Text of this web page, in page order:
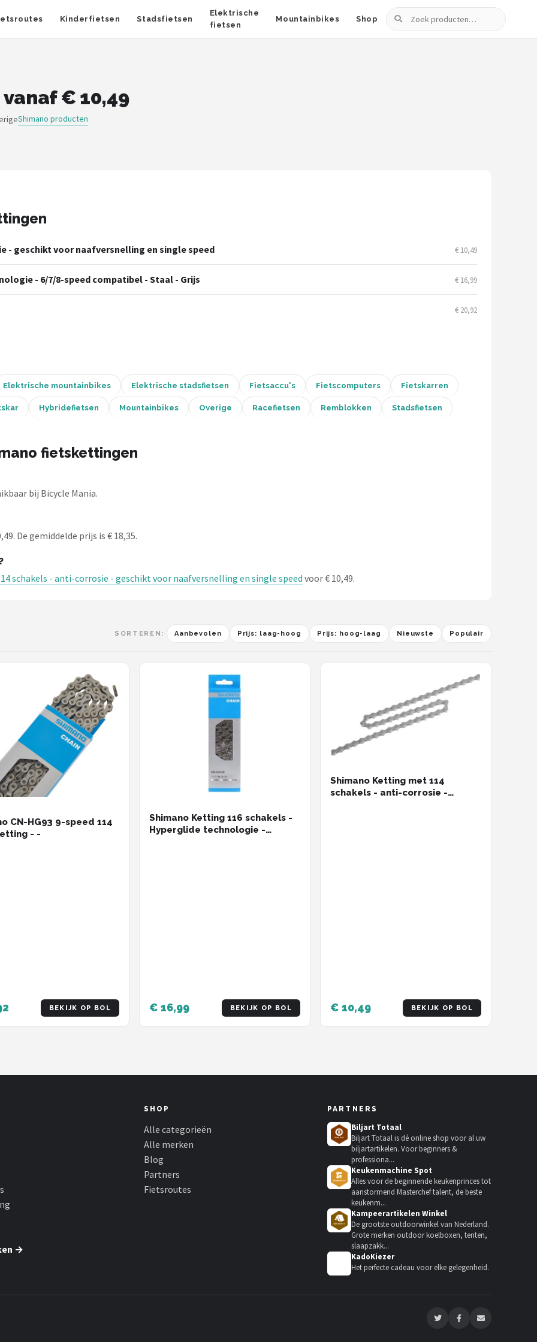
Kinderfietsen Stadsfietsen
Elektrische
fietsen
Mountainbikes Shop
Zoeken
€ 10,49
Shimano producten
- geschikt voor naafversnelling en single speed € 10,49
- 6/7/8-speed compatibel - Staal - Grijs € 16,99
€ 20,92
Elektrische mountainbikes Elektrische stadsfietsen Fietsaccu's Fietscomputers Fietskarren
Hybridefietsen Mountainbikes Overige Racefietsen Remblokken Stadsfietsen
fietskettingen
bij Bicycle Mania.
De gemiddelde prijs is € 18,35.
schakels - anti-corrosie - geschikt voor naafversnelling en single speed voor € 10,49.
SORTEREN: Aanbevolen Prijs: laag-hoog Prijs: hoog-laag Nieuwste Populair
CN-HG93 9-speed 114
- -
BEKIJK OP BOL
Shimano Ketting 116 schakels -
Hyperglide technologie -
€ 16,99 BEKIJK OP BOL
Shimano Ketting met 114
schakels - anti-corrosie -
€ 10,49 BEKIJK OP BOL
→
SHOP
Alle categorieën
Alle merken
Blog
Partners
Fietsroutes
PARTNERS
Biljart Totaal
Biljart Totaal is dé online shop voor al uw
biljartartikelen. Voor beginners &
professiona...
Keukenmachine Spot
Alles voor de beginnende keukenprinces tot
aanstormend Masterchef talent, de beste
keukenm...
Kampeerartikelen Winkel
De grootste outdoorwinkel van Nederland.
Grote merken outdoor koelboxen, tenten,
slaapzakk...
KadoKiezer
Het perfecte cadeau voor elke gelegenheid.